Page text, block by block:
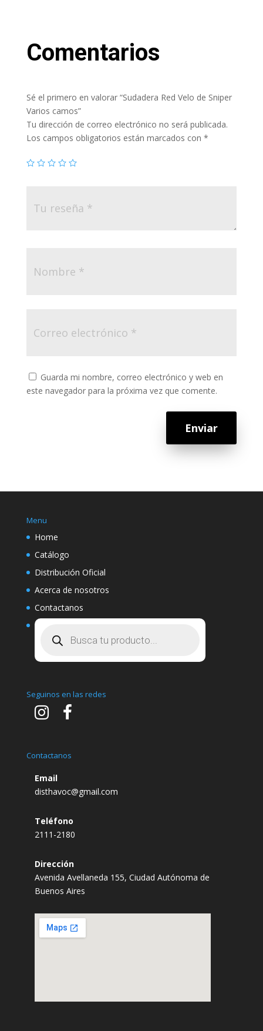
Comentarios
Sé el primero en valorar “Sudadera Red Velo de Sniper
Varios camos”
Tu dirección de correo electrónico no será publicada.
Los campos obligatorios están marcados con *
Guarda mi nombre, correo electrónico y web en
este navegador para la próxima vez que comente.
Enviar
Menu
Home
Catálogo
Distribución Oficial
Acerca de nosotros
Contactanos
Seguinos en las redes
Contactanos
Email
disthavoc@gmail.com
Teléfono
2111-2180
Dirección
Avenida Avellaneda 155, Ciudad Autónoma de
Buenos Aires